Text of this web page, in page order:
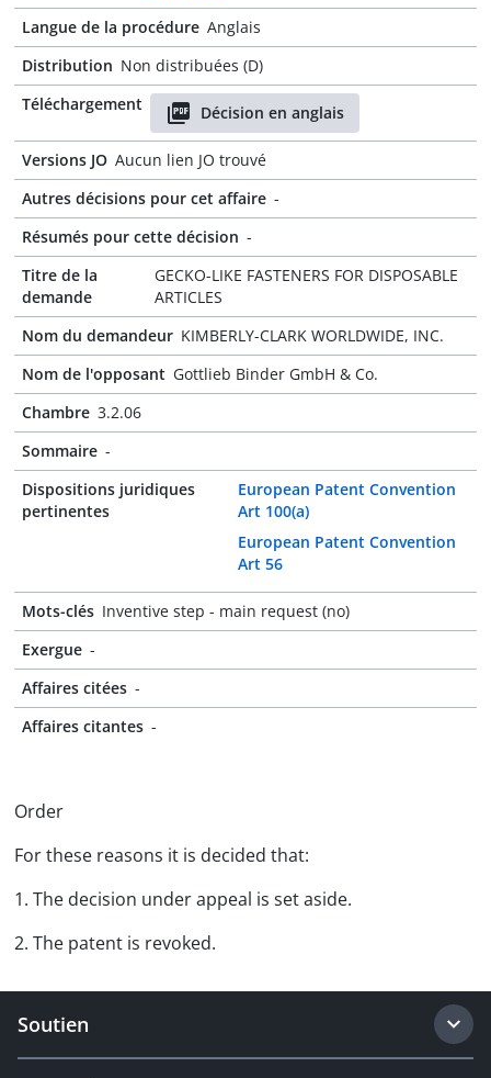
Langue de la procédure Anglais
Distribution Non distribuées (D)
Téléchargement
Décision en anglais
Versions JO Aucun lien JO trouvé
Autres décisions pour cet affaire -
Résumés pour cette décision -
Titre de la
demande
GECKO-LIKE FASTENERS FOR DISPOSABLE
ARTICLES
Nom du demandeur KIMBERLY-CLARK WORLDWIDE, INC.
Nom de l'opposant Gottlieb Binder GmbH & Co.
Chambre 3.2.06
Sommaire -
Dispositions juridiques
pertinentes
European Patent Convention
Art 100(a)
European Patent Convention
Art 56
Mots-clés Inventive step - main request (no)
Exergue -
Affaires citées -
Affaires citantes -
Order
For these reasons it is decided that:
1. The decision under appeal is set aside.
2. The patent is revoked.
Soutien